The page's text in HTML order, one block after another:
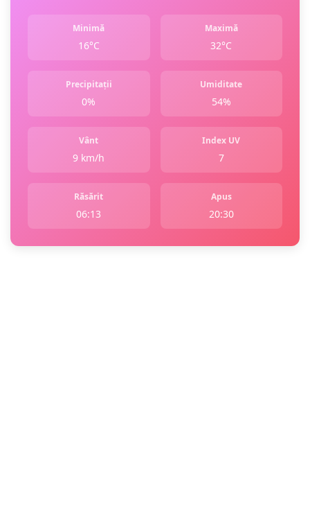
Minimă
16°C
Maximă
32°C
Precipitații
0%
Umiditate
54%
Vânt
9 km/h
Index UV
7
Răsărit
06:13
Apus
20:30